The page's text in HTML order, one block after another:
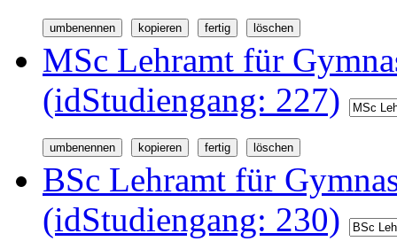
MSc Lehramt für
(idStudiengang: 227)
BSc Lehramt für
(idStudiengang: 230)